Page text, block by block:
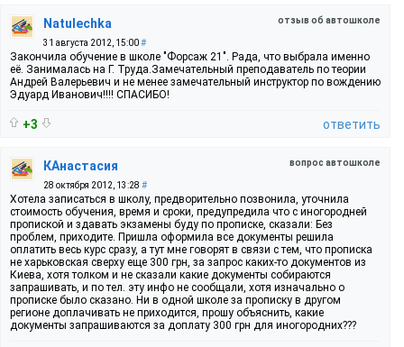
отзыв об автошколе
Natulechka
31 августа 2012, 15:00#
Закончила обучение в школе "Форсаж 21". Рада, что выбрала именно
её. Занималась на Г. Труда.Замечательный преподаватель по теории
Андрей Валерьевич и не менее замечательный инструктор по вождению
Эдуард Иванович!!!! СПАСИБО!
+3 ответить
вопрос автошколе
КАнастасия
28 октября 2012, 13:28 #
Хотела записаться в школу, предворительно позвонила, уточнила
стоимость обучения, время и сроки, предупредила что с иногородней
пропиской и здавать экзамены буду по прописке, сказали: Без
проблем, приходите. Пришла оформила все документы решила
оплатить весь курс сразу, а тут мне говорят в связи с тем, что прописка
не харьковская сверху еще 300 грн, за запрос каких-то документов из
Киева, хотя толком и не сказали какие документы собираются
запрашивать, и по тел. эту инфо не сообщали, хотя изначально о
прописке было сказано. Ни в одной школе за прописку в другом
регионе доплачивать не приходится, прошу объяснить, какие
документы запрашиваются за доплату 300 грн для иногородних???